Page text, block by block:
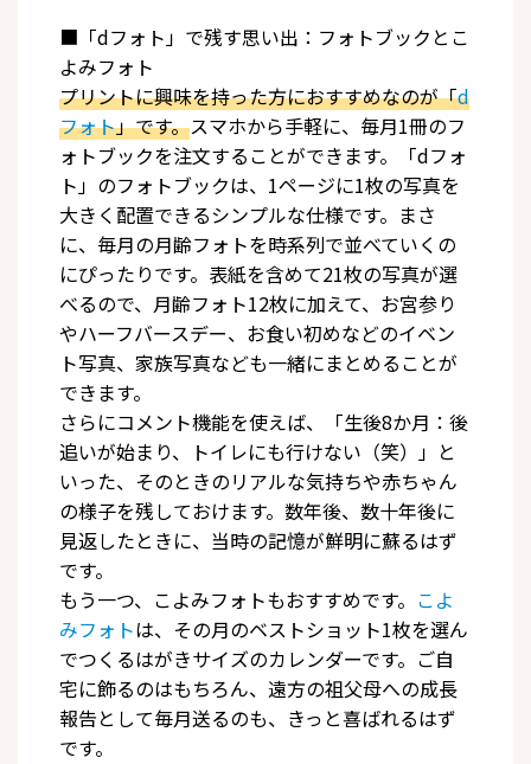
■「dフォト」で残す思い出：フォトブックとこ
よみフォト
プリントに興味を持った方におすすめなのが「d
フォト」です。スマホから手軽に、毎月1冊のフ
ォトブックを注文することができます。「dフォ
ト」のフォトブックは、1ページに1枚の写真を
大きく配置できるシンプルな仕様です。まさ
に、毎月の月齢フォトを時系列で並べていくの
にぴったりです。表紙を含めて21枚の写真が選
べるので、月齢フォト12枚に加えて、お宮参り
やハーフバースデー、お食い初めなどのイベン
ト写真、家族写真なども一緒にまとめることが
できます。
さらにコメント機能を使えば、「生後8か月：後
追いが始まり、トイレにも行けない（笑）」と
いった、そのときのリアルな気持ちや赤ちゃん
の様子を残しておけます。数年後、数十年後に
見返したときに、当時の記憶が鮮明に蘇るはず
です。
もう一つ、こよみフォトもおすすめです。 こよ
みフォトは、その月のベストショット1枚を選ん
でつくるはがきサイズのカレンダーです。ご自
宅に飾るのはもちろん、遠方の祖父母への成長
報告として毎月送るのも、きっと喜ばれるはず
です。